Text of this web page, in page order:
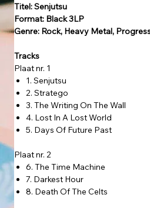
Titel: Senjutsu
Format: Black 3LP
Genre: Rock, Heavy Metal,
Tracks
Plaat nr. 1
1. Senjutsu
2. Stratego
3. The Writing On The Wall
4. Lost In A Lost World
5. Days Of Future Past
Plaat nr. 2
6. The Time Machine
7. Darkest Hour
8. Death Of The Celts